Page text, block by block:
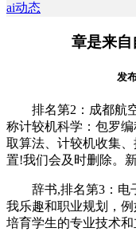
ai动态
章是来
发
排名第2：成都航空
称计较机科学：包罗
取算法、计较机收集
置!我们会及时删除。
辞书,排名第3：电
我乐趣和职业规划，
培育学生的专业技术